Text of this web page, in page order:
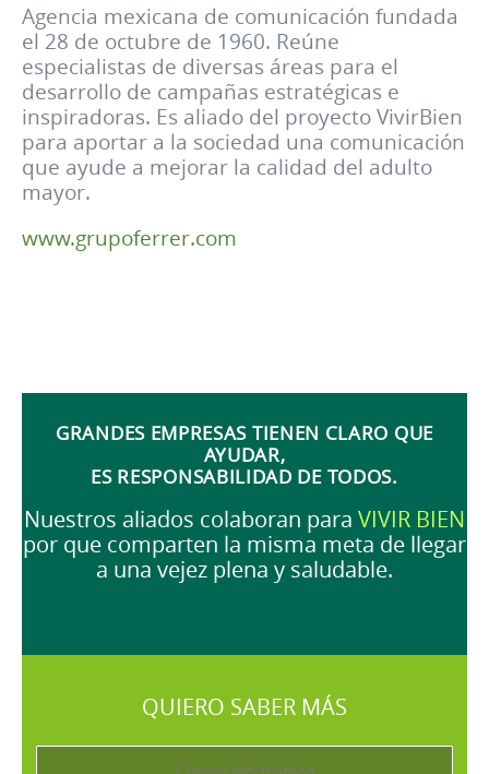
Agencia mexicana de comunicación fundada
el 28 de octubre de 1960. Reúne
especialistas de diversas áreas para el
desarrollo de campañas estratégicas e
inspiradoras. Es aliado del proyecto VivirBien
para aportar a la sociedad una comunicación
que ayude a mejorar la calidad del adulto
mayor.
www.grupoferrer.com
GRANDES EMPRESAS TIENEN CLARO QUE
AYUDAR,
ES RESPONSABILIDAD DE TODOS.
Nuestros aliados colaboran para VIVIR BIEN
por que comparten la misma meta de llegar
a una vejez plena y saludable.
QUIERO SABER MÁS